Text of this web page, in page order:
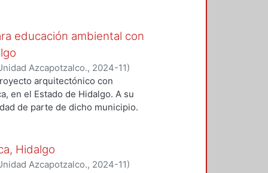
el cumplimiento normativo
piloto que servirán como
y accesible, involucrando
La innovación del proyecto
que los propios
del entorno. A corto
y funcionales; a mediano
y consciente sobre las
educación ambiental con
Azcapotzalco., 2024-11)
arquitectónico con
en el Estado de Hidalgo. A su
de parte de dicho municipio.
y espacios administrativos,
en el cual a sus
exposiciones. La finalidad de
Hidalgo
Azcapotzalco., 2024-11)